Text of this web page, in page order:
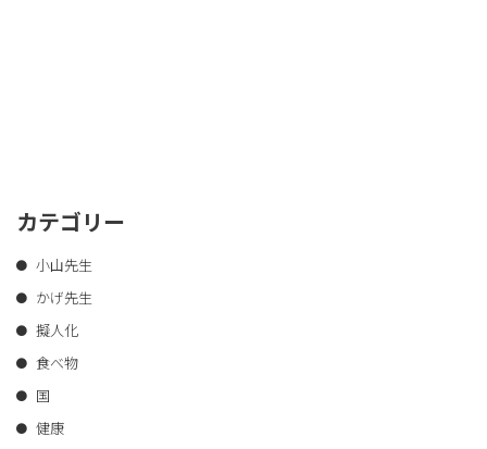
カテゴリー
小山先生
かげ先生
擬人化
食べ物
国
健康